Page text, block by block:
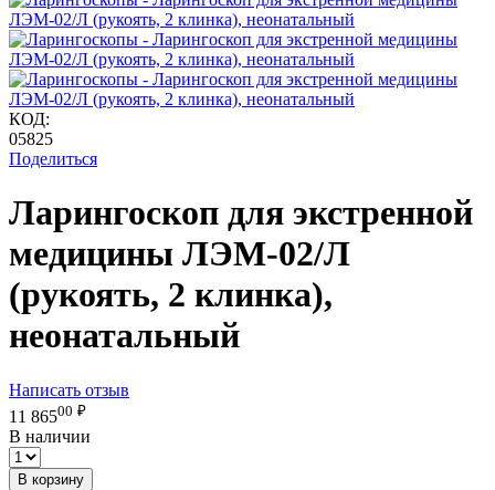
КОД:
05825
Поделиться
Ларингоскоп для экстренной
медицины ЛЭМ-02/Л
(рукоять, 2 клинка),
неонатальный
Написать отзыв
11 86500 ₽
В наличии
В корзину